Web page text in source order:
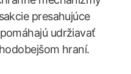
presahujúce
udržiavať
hraní.